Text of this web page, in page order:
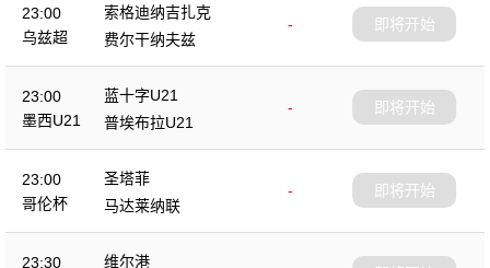
23:00
乌兹超
索格迪纳吉扎克
-
费尔干纳夫兹
即将开始
23:00
墨西U21
蓝十字U21
-
普埃布拉U21
即将开始
23:00
哥伦杯
圣塔菲
-
马达莱纳联
即将开始
23:30 维尔港